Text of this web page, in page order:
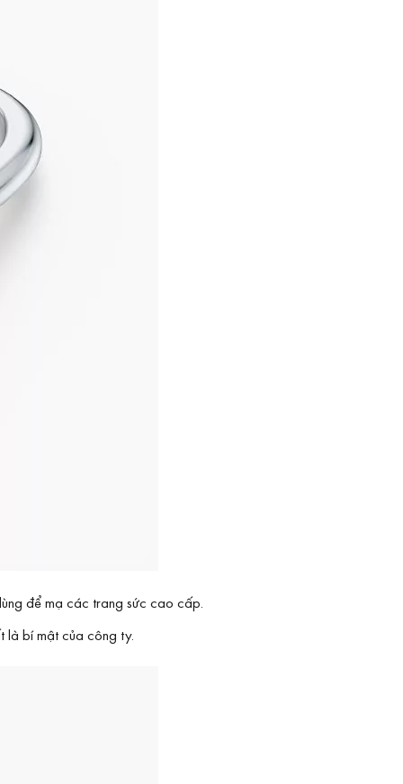
để mạ các trang sức cao cấp.
là bí mật của công ty.